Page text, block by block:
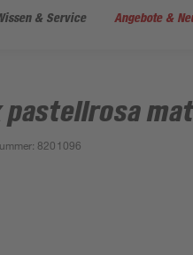
& Service Angebote &
pastellrosa
: 8201096